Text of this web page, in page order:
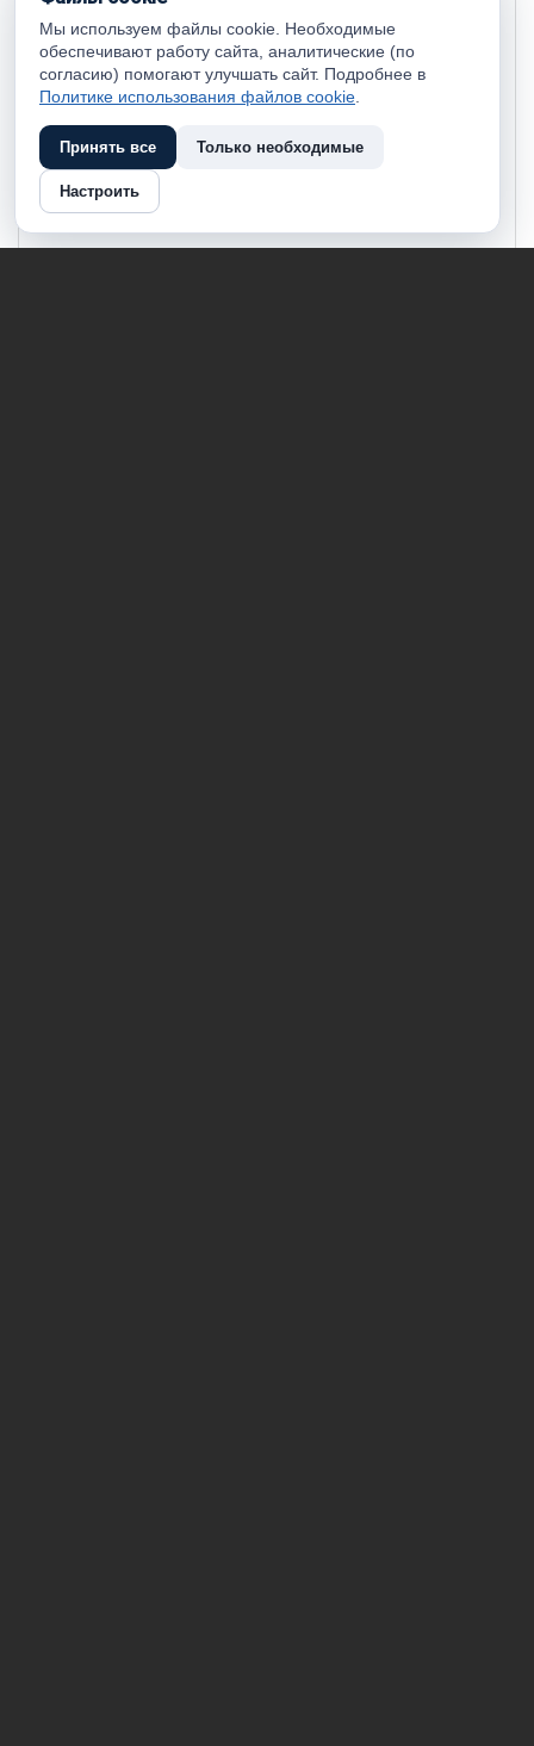
Мы используем файлы cookie. Необходимые
обеспечивают работу сайта, аналитические (по
согласию) помогают улучшать сайт. Подробнее в
Политике использования файлов cookie
Принять все Только необходимые
Настроить